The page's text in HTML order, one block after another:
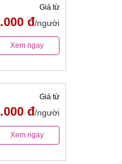
Giá từ
đ/người
Xem ngay
Giá từ
đ/người
Xem ngay